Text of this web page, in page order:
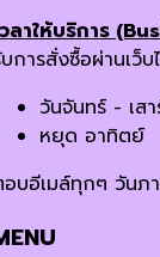
ลาให้บริการ
การสั่งซื้อผ่านเว็
วันจันทร์ - เส
หยุด อาทิตย์
บอีเมล์ทุกๆ วันภ